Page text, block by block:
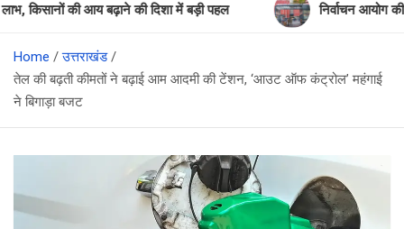
की आय बढ़ाने की दिशा में बड़ी पहल निर्वाचन आयोग की बड़ी
Home
उत्तराखंड
तेल की बढ़ती कीमतों ने बढ़ाई आम आदमी की टेंशन, ‘आउट ऑफ कंट्रोल’ महंगाई
ने बिगाड़ा बजट